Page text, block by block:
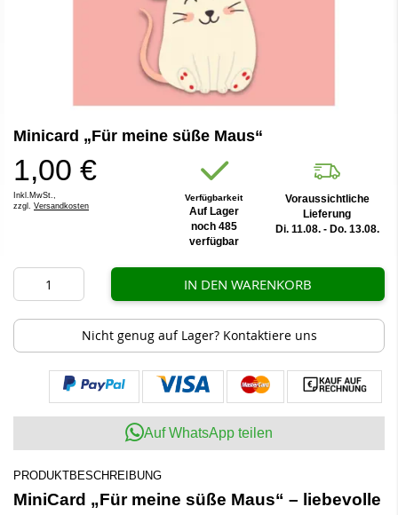
Anfang
Bildergalerie
springen
Minicard „Für meine süße Maus“
1,00 €
Inkl.MwSt.,
zzgl. Versandkosten
Verfügbarkeit
Auf Lager
noch 485
verfügbar
Voraussichtliche
Lieferung
Di. 11.08. - Do. 13.08.
IN DEN WARENKORB
Nicht genug auf Lager? Kontaktiere uns
Auf WhatsApp teilen
PRODUKTBESCHREIBUNG
MiniCard „Für meine süße Maus“ – liebevolle